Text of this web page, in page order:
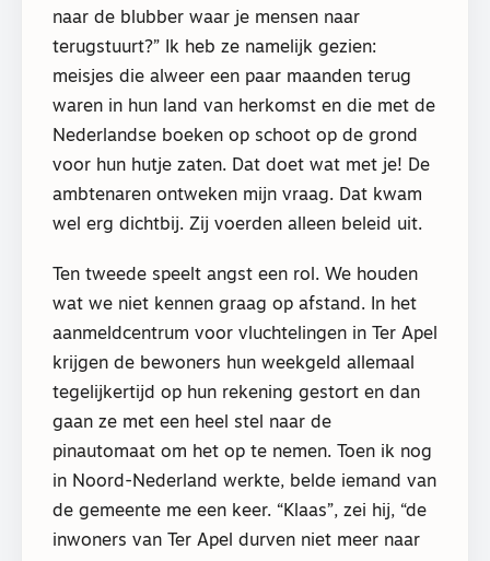
naar de blubber waar je mensen naar
terugstuurt?” Ik heb ze namelijk gezien:
meisjes die alweer een paar maanden terug
waren in hun land van herkomst en die met de
Nederlandse boeken op schoot op de grond
voor hun hutje zaten. Dat doet wat met je! De
ambtenaren ontweken mijn vraag. Dat kwam
wel erg dichtbij. Zij voerden alleen beleid uit.
Ten tweede speelt angst een rol. We houden
wat we niet kennen graag op afstand. In het
aanmeldcentrum voor vluchtelingen in Ter Apel
krijgen de bewoners hun weekgeld allemaal
tegelijkertijd op hun rekening gestort en dan
gaan ze met een heel stel naar de
pinautomaat om het op te nemen. Toen ik nog
in Noord-Nederland werkte, belde iemand van
de gemeente me een keer. “Klaas”, zei hij, “de
inwoners van Ter Apel durven niet meer naar